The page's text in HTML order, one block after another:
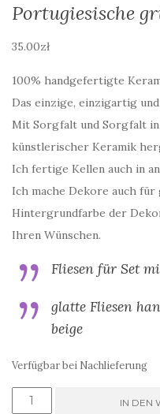
Portugiesische
35.00zł
100% handgefertigte
Das einzige, einzigartig
Mit Sorgfalt und Sorgfalt
künstlerischer Keramik
Ich fertige Kellen auch in
Ich mache Dekore auch
Hintergrundfarbe der
Ihren Wünschen.
Fliesen für Set
glatte Fliesen
beige
Verfügbar bei Nachlieferung
Portugiesische
IN DEN